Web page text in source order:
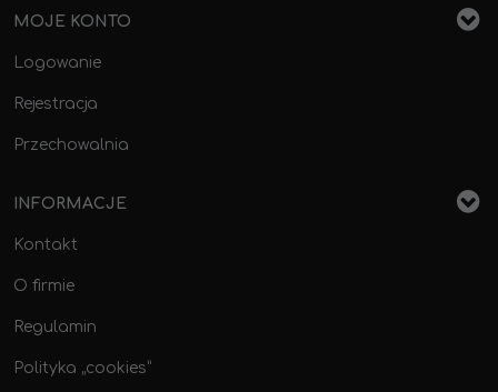
MOJE KONTO
Logowanie
Rejestracja
Przechowalnia
INFORMACJE
Kontakt
O firmie
Regulamin
Polityka „cookies”